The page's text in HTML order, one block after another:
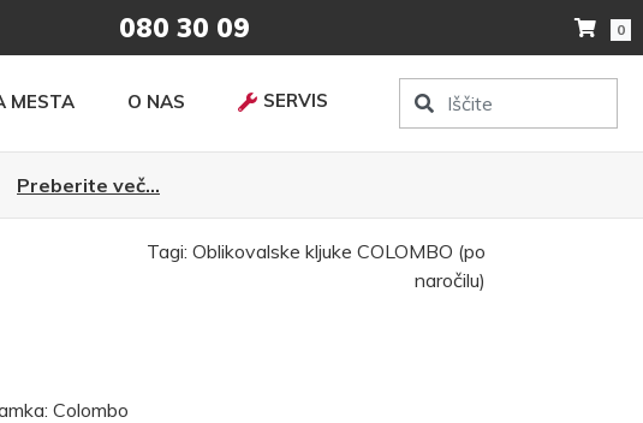
080 30 09 0
MESTA O NAS SERVIS
Preberite več...
Tagi: Oblikovalske kljuke COLOMBO (po
naročilu)
Colombo